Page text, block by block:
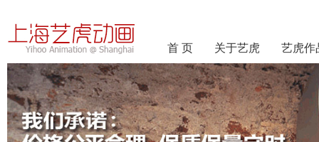
首 页 关于艺虎 艺虎作